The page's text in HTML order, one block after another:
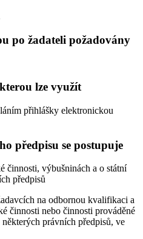
po žadateli požadovány
lze využít
přihlášky elektronickou
předpisu se postupuje
činnosti, výbušninách a o státní
předpisů
na odbornou kvalifikaci a
činnosti nebo činnosti prováděné
právních předpisů, ve